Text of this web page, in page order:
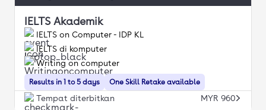
IELTS Akademik
IELTS on Computer - IDP KL
Results in 1 to 5 days
IELTS di komputer
Writing on computer
One Skill Retake available
Tempat diterbitkan MYR 960